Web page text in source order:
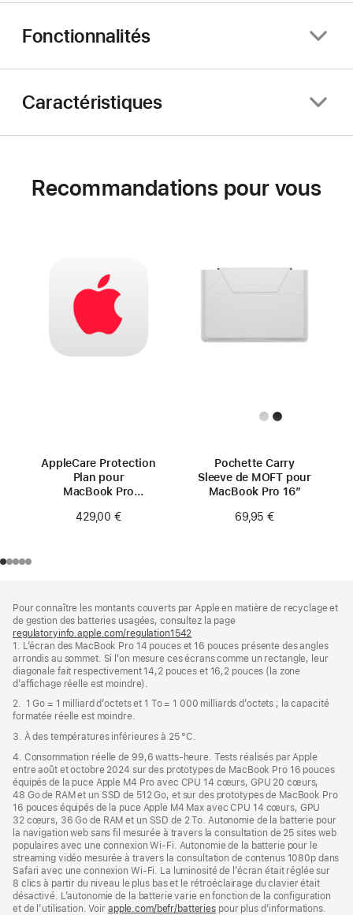
Fonctionnalités
Caractéristiques
Recommandations pour vous
AppleCare Protection
Plan pour
MacBook Pro
(M4 Pro/M4 Max)
429,00 €
Pochette Carry
Sleeve de MOFT pour
MacBook Pro 16″
69,95 €
de
page
de
bas
de
page
Pour connaître les montants couverts par Apple en matière de recyclage et
de gestion des batteries usagées, consultez la page
regulatoryinfo.apple.com/regulation1542
dans
une
nouvelle
1. L’écran des MacBook Pro 14 pouces et 16 pouces présente des angles
arrondis au sommet. Si l’on mesure ces écrans comme un rectangle, leur
diagonale fait respectivement 14,2 pouces et 16,2 pouces (la zone
d’affichage réelle est moindre).
2. 1 Go = 1 milliard d’octets et 1 To = 1 000 milliards d’octets ; la capacité
formatée réelle est moindre.
3. À des températures inférieures à 25 °C.
4. Consommation réelle de 99,6 watts‑heure. Tests réalisés par Apple
entre août et octobre 2024 sur des prototypes de MacBook Pro 16 pouces
équipés de la puce Apple M4 Pro avec CPU 14 cœurs, GPU 20 cœurs,
48 Go de RAM et un SSD de 512 Go, et sur des prototypes de MacBook Pro
16 pouces équipés de la puce Apple M4 Max avec CPU 14 cœurs, GPU
32 cœurs, 36 Go de RAM et un SSD de 2 To. Autonomie de la batterie pour
la navigation web sans fil mesurée à travers la consultation de 25 sites web
populaires avec une connexion Wi-Fi. Autonomie de la batterie pour le
streaming vidéo mesurée à travers la consultation de contenus 1080p dans
Safari avec une connexion Wi-Fi. La luminosité de l’écran était réglée sur
8 clics à partir du niveau le plus bas et le rétroéclairage du clavier était
désactivé. L’autonomie de la batterie varie en fonction de la configuration
et de l’utilisation. Voir apple.com/befr/batteries pour plus d’informations.